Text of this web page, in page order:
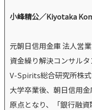
小峰精公／Kiyotaka
元朝日信用金庫 法人営業
資金繰り解決コンサルタ
V-Spirits総合研究所株
大学卒業後、朝日信用
原点となり、「銀行融